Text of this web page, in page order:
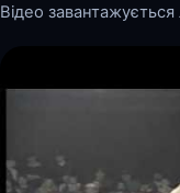
Відео